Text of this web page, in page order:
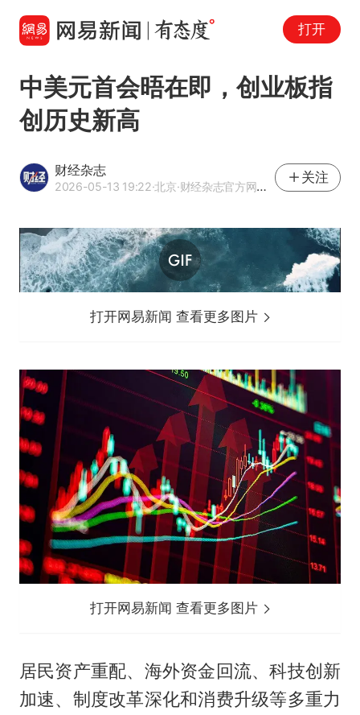
打开
中美元首会晤在即，创业板指
创历史新高
财经杂志
2026-05-13 19:22·北京·财经杂志官方网易号
关注
打开网易新闻 查看更多图片
打开网易新闻 查看更多图片
居民资产重配、海外资金回流、科技创新
加速、制度改革深化和消费升级等多重力